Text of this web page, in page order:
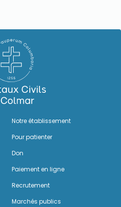
Notre établissement
Pour patienter
Don
Paiement en ligne
Recrutement
Marchés publics